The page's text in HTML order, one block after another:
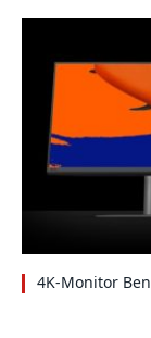
4K-Monitor